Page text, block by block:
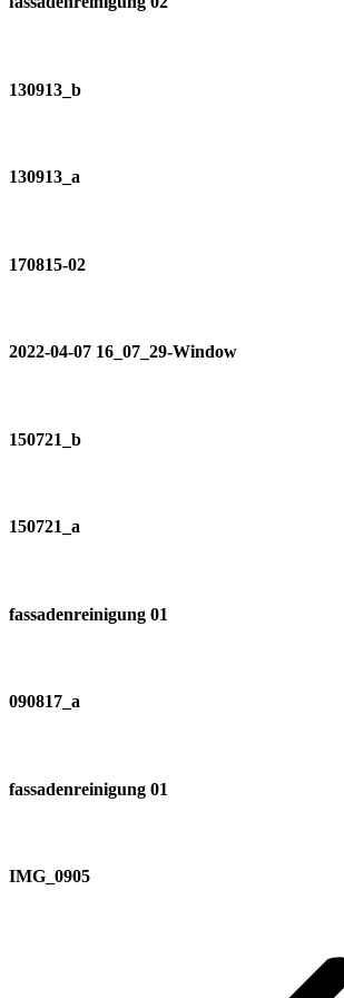
130913_b
130913_a
170815-02
2022-04-07 16_07_29-Window
150721_b
150721_a
fassadenreinigung 01
090817_a
fassadenreinigung 01
IMG_0905